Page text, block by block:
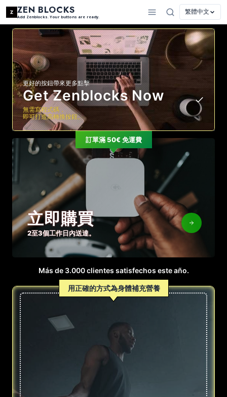
ZEN BLOCKS
Add Zenblocks. Your buttons are ready.
繁體中文
更好的按鈕帶來更多點擊
Get Zenblocks Now
無需寫程式碼，
即可打造高轉換按鈕。
訂單滿 50€ 免運費
立即購買
2至3個工作日內送達。
Más de 3.000 clientes satisfechos este año.
用正確的方式為身體補充營養